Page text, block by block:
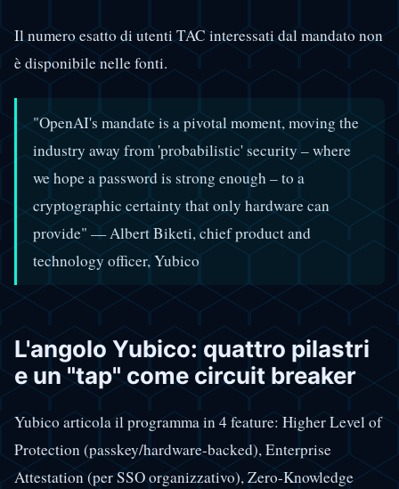
Il numero esatto di utenti TAC interessati dal mandato non
è disponibile nelle fonti.
"OpenAI's mandate is a pivotal moment, moving the
industry away from 'probabilistic' security – where
we hope a password is strong enough – to a
cryptographic certainty that only hardware can
provide" — Albert Biketi, chief product and
technology officer, Yubico
L'angolo Yubico: quattro pilastri
e un "tap" come circuit breaker
Yubico articola il programma in 4 feature: Higher Level of
Protection (passkey/hardware-backed), Enterprise
Attestation (per SSO organizzativo), Zero-Knowledge